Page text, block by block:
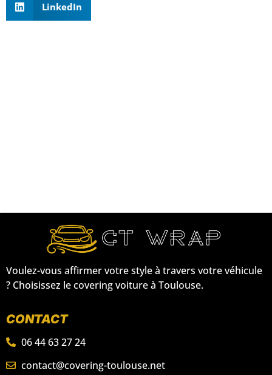
LinkedIn
Voulez-vous affirmer votre style à travers votre véhicule
? Choisissez le covering voiture à Toulouse.
CONTACT
06 44 63 27 24
contact@covering-toulouse.net